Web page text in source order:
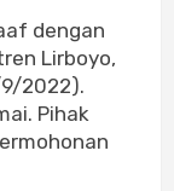
dengan
Lirboyo,
9/2022).
Pihak